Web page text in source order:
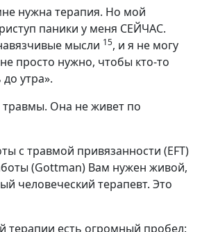
нужна терапия. Но мой
паники у меня СЕЙЧАС.
мысли 15, и я не могу
просто нужно, чтобы кто-то
утра».
Она не живет по
с травмой привязанности (EFT)
(Gottman) Вам нужен живой,
человеческий терапевт. Это
терапии есть огромный пробел: